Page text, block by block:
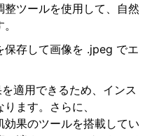
ツールを使用して、自然
保存して画像を .jpeg でエ
適用できるため、インス
ます。さらに、
果のツールを搭載してい